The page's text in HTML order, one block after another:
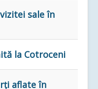
sale în
la Cotroceni
aflate în